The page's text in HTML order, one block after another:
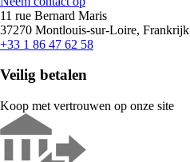
11 rue Bernard Maris
37270 Montlouis-sur-Loire, Frankrijk
+33 1 86 47 62 58
Veilig betalen
Koop met vertrouwen op onze site